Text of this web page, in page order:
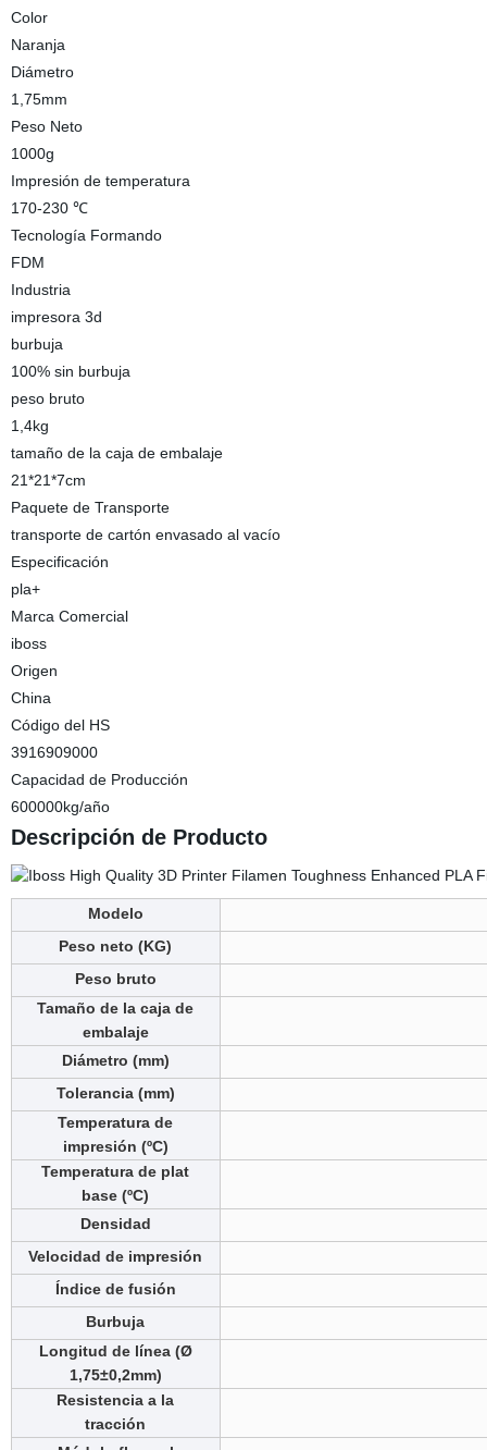
Color
Naranja
Diámetro
1,75mm
Peso Neto
1000g
Impresión de temperatura
170-230 ℃
Tecnología Formando
FDM
Industria
impresora 3d
burbuja
100% sin burbuja
peso bruto
1,4kg
tamaño de la caja de embalaje
21*21*7cm
Paquete de Transporte
transporte de cartón envasado al vacío
Especificación
pla+
Marca Comercial
iboss
Origen
China
Código del HS
3916909000
Capacidad de Producción
600000kg/año
Descripción de Producto
Modelo
Peso neto (KG)
Peso bruto
Tamaño de la caja de
embalaje
Diámetro (mm)
Tolerancia (mm)
Temperatura de
impresión (ºC)
Temperatura de plat
base (ºC)
Densidad
Velocidad de impresión
Índice de fusión
Burbuja
Longitud de línea (Ø
1,75±0,2mm)
Resistencia a la
tracción